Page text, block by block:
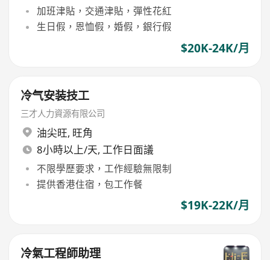
加班津貼，交通津貼，彈性花紅
生日假，恩恤假，婚假，銀行假
$20K-24K/月
冷气安装技工
三才人力資源有限公司
油尖旺, 旺角
8小時以上/天, 工作日面議
不限學歷要求，工作經驗無限制
提供香港住宿，包工作餐
$19K-22K/月
冷氣工程師助理